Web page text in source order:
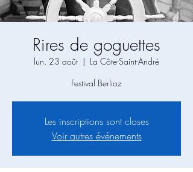
Rires de goguettes
lun. 23 août
  |
La Côte-Saint-André
Festival Berlioz
Les inscriptions sont closes
Voir autres événements